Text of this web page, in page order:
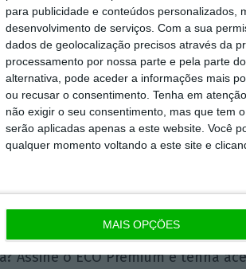
para publicidade e conteúdos personalizados,
desenvolvimento de serviços. Com a sua
dados de geolocalização precisos através da
processamento por nossa parte e pela parte
alternativa, pode aceder a informações mais
ou recusar o consentimento. Tenha em
não exigir o seu consentimento, mas que tem
serão aplicadas apenas a este website. Você
qualquer momento voltando a este site e
MAIS OPÇÕES
Assine o ECO
em que a informação é mais
o jornalismo independente e
Assine o ECO Premium e tenha